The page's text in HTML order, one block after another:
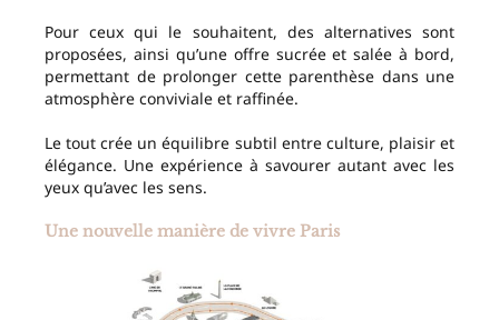
Pour ceux qui le souhaitent, des alternatives sont
proposées, ainsi qu’une offre sucrée et salée à bord,
permettant de prolonger cette parenthèse dans une
atmosphère conviviale et raffinée.
Le tout crée un équilibre subtil entre culture, plaisir et
élégance. Une expérience à savourer autant avec les
yeux qu’avec les sens.
Une nouvelle manière de vivre Paris